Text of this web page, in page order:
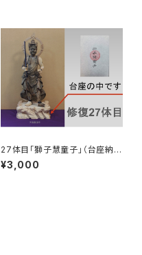
27体目「獅子慧童子」（台座納
入）
¥3,000